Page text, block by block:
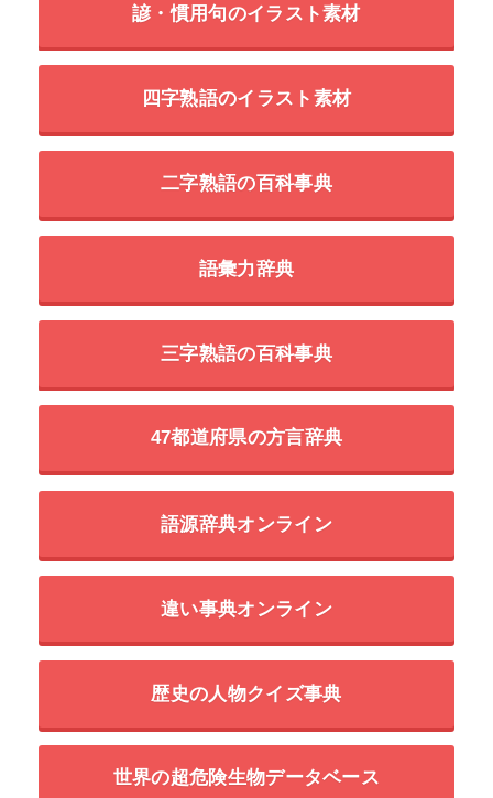
諺・慣用句のイラスト素材
四字熟語のイラスト素材
二字熟語の百科事典
語彙力辞典
三字熟語の百科事典
47都道府県の方言辞典
語源辞典オンライン
違い事典オンライン
歴史の人物クイズ事典
世界の超危険生物データベース